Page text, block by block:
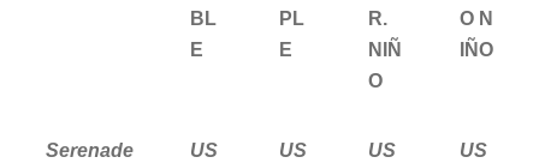
BL
E
PL
E
R.
NIÑ
O
O N
IÑO
Serenade
US
US
US
US